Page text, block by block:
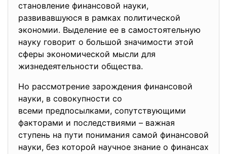
становление финансовой науки,
развивавшуюся в рамках политической
экономии. Выделение ее в самостоятельную
науку говорит о большой значимости этой
сферы экономической мысли для
жизнедеятельности общества.
Но рассмотрение зарождения финансовой
науки, в совокупности со
всеми предпосылками, сопутствующими
факторами и последствиями – важная
ступень на пути понимания самой финансовой
науки, без которой научное знание о финансах